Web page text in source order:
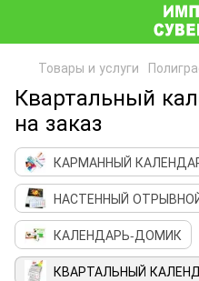
Товары и услуги
Квартальный
на заказ
КАРМАННЫЙ
НАСТЕННЫЙ
КАЛЕНДАРЬ-ДОМИК
КВАРТАЛЬНЫЙ